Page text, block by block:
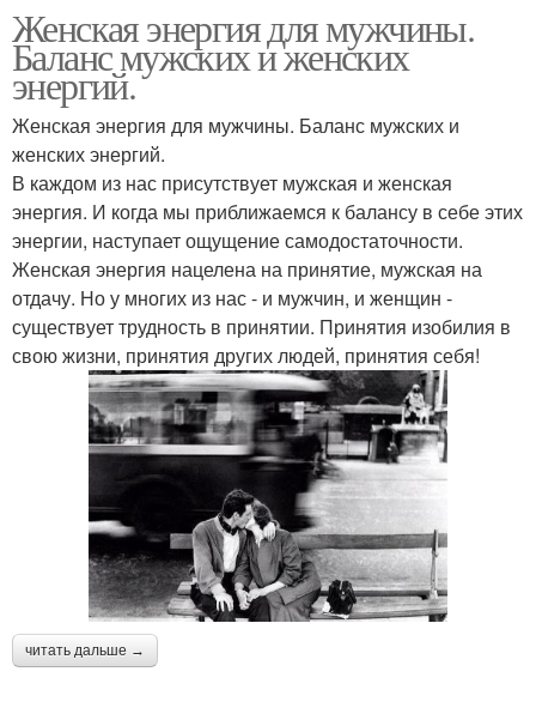
Женская энергия для мужчины.
Баланс мужских и женских
энергий.
Женская энергия для мужчины. Баланс мужских и
женских энергий.
В каждом из нас присутствует мужская и женская
энергия. И когда мы приближаемся к балансу в себе этих
энергии, наступает ощущение самодостаточности.
Женская энергия нацелена на принятие, мужская на
отдачу. Но у многих из нас - и мужчин, и женщин -
существует трудность в принятии. Принятия изобилия в
свою жизни, принятия других людей, принятия себя!
читать дальше →